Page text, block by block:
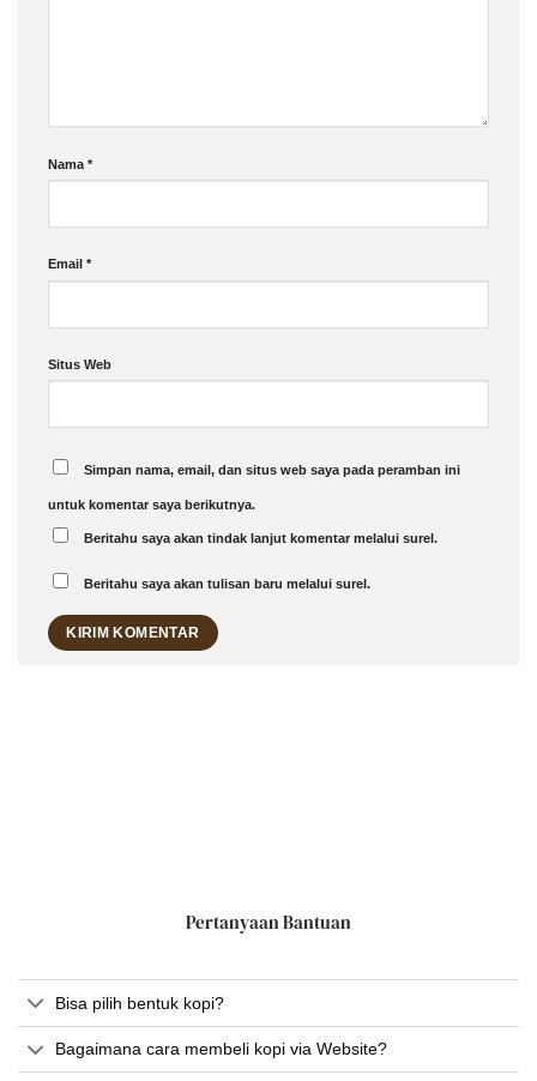
Nama *
Email *
Situs Web
Simpan nama, email, dan situs web saya pada peramban ini
untuk komentar saya berikutnya.
Beritahu saya akan tindak lanjut komentar melalui surel.
Beritahu saya akan tulisan baru melalui surel.
Pertanyaan Bantuan
Bisa pilih bentuk kopi?
Bagaimana cara membeli kopi via Website?